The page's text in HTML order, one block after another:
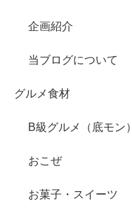
企画紹介
当ブログについて
グルメ食材
B級グルメ（底モン）
おこぜ
お菓子・スイーツ